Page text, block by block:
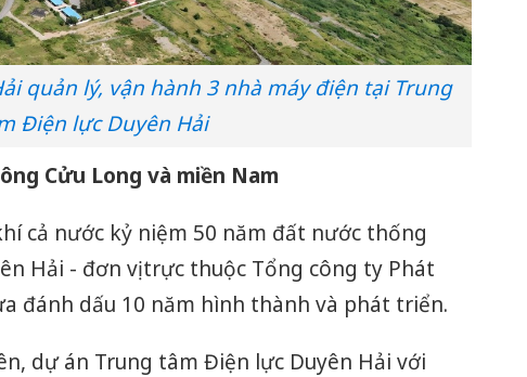
quản lý, vận hành 3 nhà máy điện tại Trung
Điện lực Duyên Hải
Cửu Long và miền Nam
cả nước kỷ niệm 50 năm đất nước thống
Hải - đơn vị trực thuộc Tổng công ty Phát
đánh dấu 10 năm hình thành và phát triển.
dự án Trung tâm Điện lực Duyên Hải với